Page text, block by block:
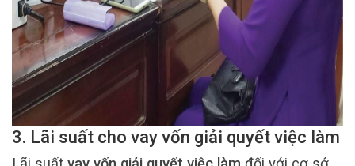
3. Lãi suất cho vay vốn giải quyết việc làm